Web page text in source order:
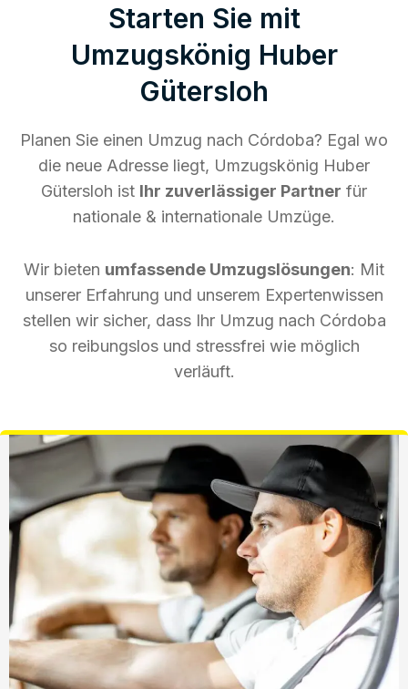
Starten Sie mit
Umzugskönig Huber
Gütersloh
Planen Sie einen Umzug nach Córdoba? Egal wo
die neue Adresse liegt, Umzugskönig Huber
Gütersloh ist Ihr zuverlässiger Partner für
nationale & internationale Umzüge.
Wir bieten umfassende Umzugslösungen: Mit
unserer Erfahrung und unserem Expertenwissen
stellen wir sicher, dass Ihr Umzug nach Córdoba
so reibungslos und stressfrei wie möglich
verläuft.